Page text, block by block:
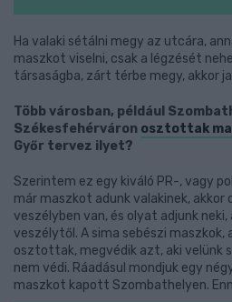
Ha valaki sétálni megy az utcára,
maszkot viselni, csak a légzését
társaságba, zárt térbe megy, akkor
Több városban, például
Székesfehérváron osztottak
Győr tervez ilyet?
Szerintem ez egy kiváló PR-, vagy
már maszkot adunk valakinek, akkor
veszélyben van, és olyat adjunk neki,
veszélytől. A sima sebészi
osztottak, megvédik azt, aki velünk
nem védi. Ráadásul mondjuk egy
maszkot kapott Szombathelyen.